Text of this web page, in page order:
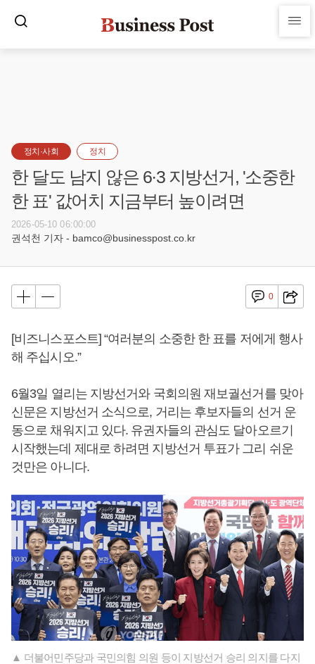
정치·사회 정치
한 달도 남지 않은 6·3 지방선거, '소중한
한 표' 값어치 지금부터 높이려면
2026-05-10 06:00:00
권석천 기자 - bamco@businesspost.co.kr
0
[비즈니스포스트] “여러분의 소중한 한 표를 저에게 행사
해 주십시오.”
6월3일 열리는 지방선거와 국회의원 재보궐선거를 맞아
신문은 지방선거 소식으로, 거리는 후보자들의 선거 운
동으로 채워지고 있다. 유권자들의 관심도 달아오르기
시작했는데 제대로 하려면 지방선거 투표가 그리 쉬운
것만은 아니다.
▲ 더불어민주당과 국민의힘 의원 등이 지방선거 승리 의지를 다지